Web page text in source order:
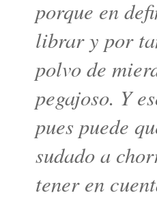
porque en
librar y por
polvo de
pegajoso. Y
pues puede
sudado a
tener en